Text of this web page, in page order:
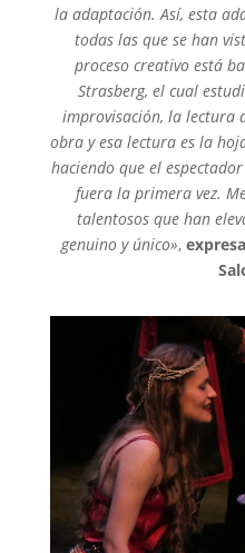
la adaptación. Así, esta
todas las que se han
proceso creativo está
Strasberg, el cual
improvisación, la lectura
obra y esa lectura es la
haciendo que el
fuera la primera vez.
talentosos que han
genuino y único»,